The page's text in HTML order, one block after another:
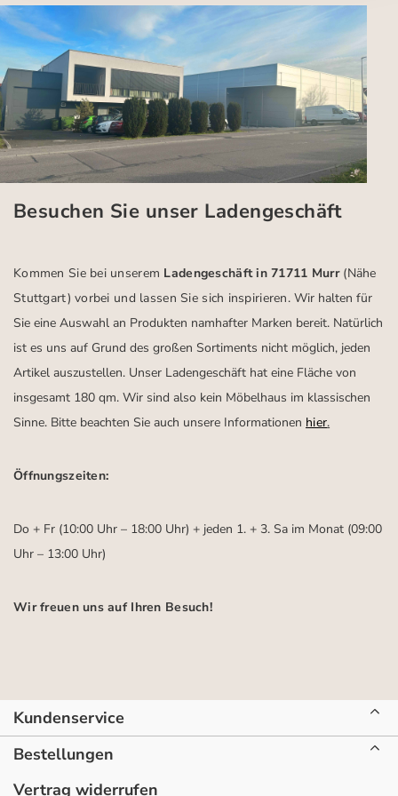
Besuchen Sie unser Ladengeschäft
Kommen Sie bei unserem Ladengeschäft in 71711 Murr (Nähe
Stuttgart) vorbei und lassen Sie sich inspirieren.Wir halten für
Sie eine Auswahl an Produkten namhafter Marken bereit. Natürlich
ist es uns auf Grund des großen Sortiments nicht möglich, jeden
Artikel auszustellen. Unser Ladengeschäft hat eine Fläche von
insgesamt 180 qm. Wir sind also kein Möbelhaus im klassischen
Sinne. Bitte beachten Sie auch unsere Informationen hier.
Öffnungszeiten:
Do + Fr (10:00 Uhr – 18:00 Uhr) + jeden 1. + 3. Sa im Monat (09:00
Uhr – 13:00 Uhr)
Wir freuen uns auf Ihren Besuch!
Kundenservice
Bestellungen
Vertrag widerrufen